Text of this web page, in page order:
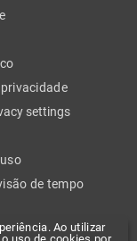
Ao utilizar
settings
de tempo